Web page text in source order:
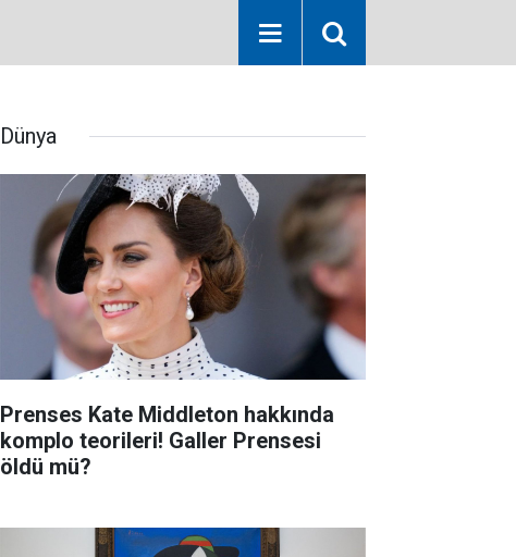
Dünya
Prenses Kate Middleton hakkında
komplo teorileri! Galler Prensesi
öldü mü?